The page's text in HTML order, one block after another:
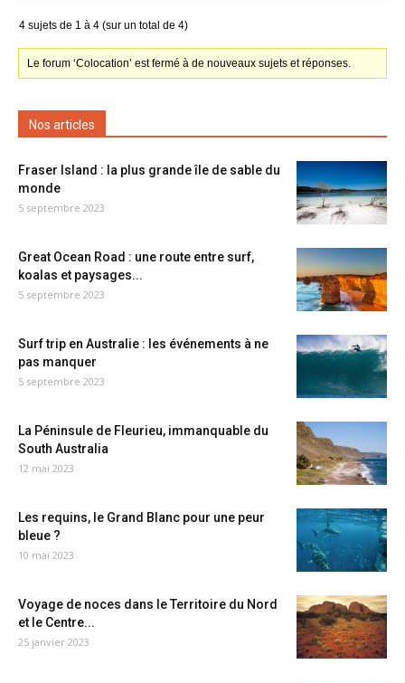
4 sujets de 1 à 4 (sur un total de 4)
Le forum ‘Colocation’ est fermé à de nouveaux sujets et réponses.
Nos articles
Fraser Island : la plus grande île de sable du
monde
5 septembre 2023
Great Ocean Road : une route entre surf,
koalas et paysages...
5 septembre 2023
Surf trip en Australie : les événements à ne
pas manquer
5 septembre 2023
La Péninsule de Fleurieu, immanquable du
South Australia
12 mai 2023
Les requins, le Grand Blanc pour une peur
bleue ?
10 mai 2023
Voyage de noces dans le Territoire du Nord
et le Centre...
25 janvier 2023